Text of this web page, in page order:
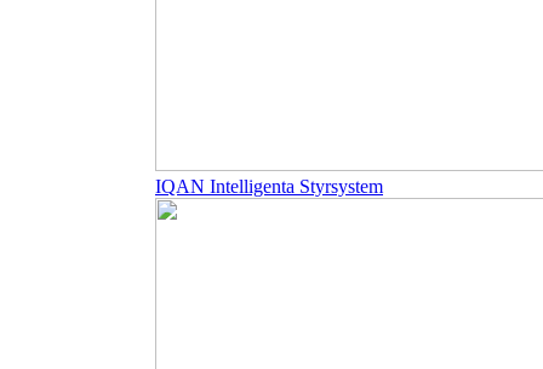
IQAN Intelligenta Styrsystem